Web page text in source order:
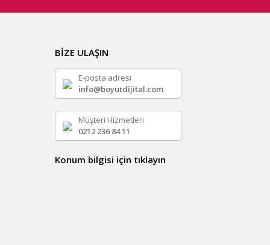
BİZE ULAŞIN
E-posta adresi
info@boyutdijital.com
Müşteri Hizmetleri
0212 236 84 11
Konum bilgisi için tıklayın